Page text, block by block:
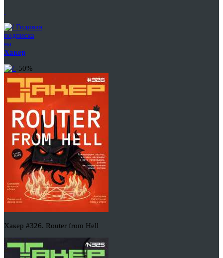
Годовая
подписка
на
Хакер
-50%
Хакер #326. Router from Hell